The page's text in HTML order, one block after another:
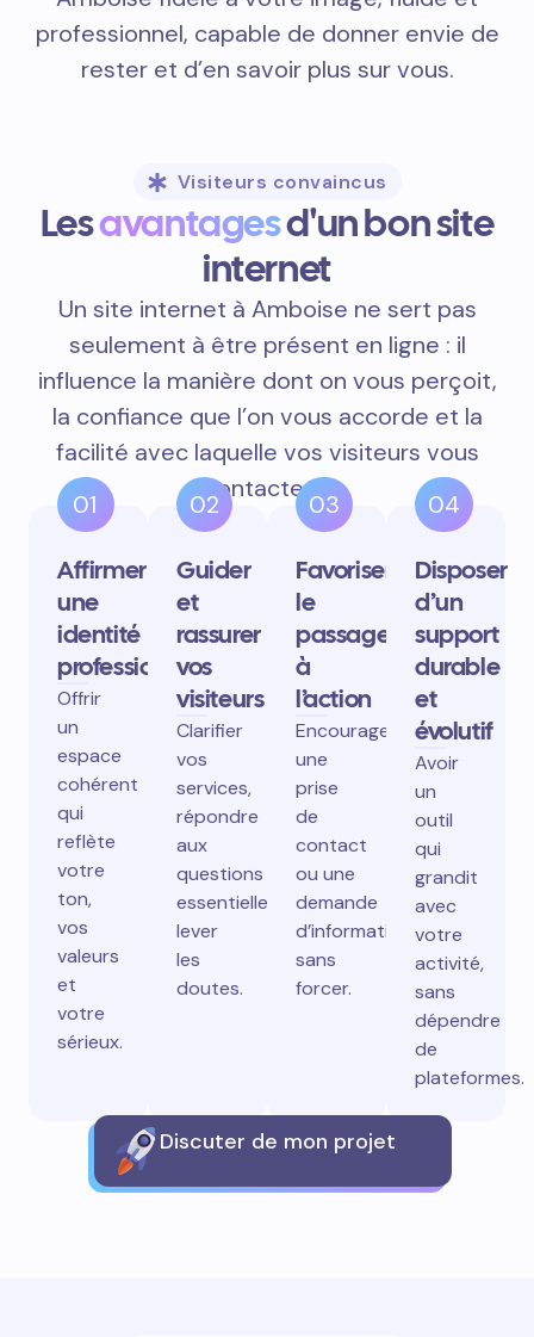
professionnel, capable de donner envie de
rester et d’en savoir plus sur vous.
Visiteurs convaincus
Lesavantagesd'un bon site
internet
Un site internet à Amboise ne sert pas
seulement à être présent en ligne : il
influence la manière dont on vous perçoit,
la confiance que l’on vous accorde et la
facilité avec laquelle vos visiteurs vous
contactent.
01
Affirmer
une
identité
professionnelle
Offrir
un
espace
cohérent
qui
reflète
votre
ton,
vos
valeurs
et
votre
sérieux.
02
Guider
et
rassurer
vos
visiteurs
Clarifier
vos
services,
répondre
aux
questions
essentielles,
lever
les
doutes.
03
Favoriser
le
passage
à
l’action
Encourager
une
prise
de
contact
ou une
demande
d’information
sans
forcer.
04
Disposer
d’un
support
durable
et
évolutif
Avoir
un
outil
qui
grandit
avec
votre
activité,
sans
dépendre
de
plateformes.
Discuter de mon projet